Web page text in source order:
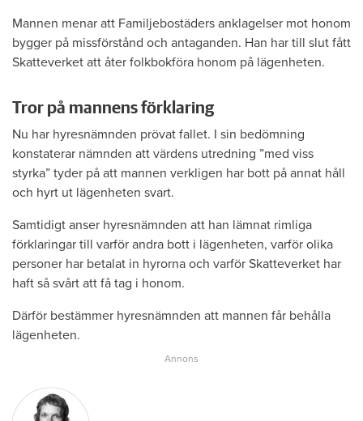
Mannen menar att Familjebostäders anklagelser mot honom
bygger på missförstånd och antaganden. Han har till slut fått
Skatteverket att åter folkbokföra honom på lägenheten.
Tror på mannens förklaring
Nu har hyresnämnden prövat fallet. I sin bedömning
konstaterar nämnden att värdens utredning ”med viss
styrka” tyder på att mannen verkligen har bott på annat håll
och hyrt ut lägenheten svart.
Samtidigt anser hyresnämnden att han lämnat rimliga
förklaringar till varför andra bott i lägenheten, varför olika
personer har betalat in hyrorna och varför Skatteverket har
haft så svårt att få tag i honom.
Därför bestämmer hyresnämnden att mannen får behålla
lägenheten.